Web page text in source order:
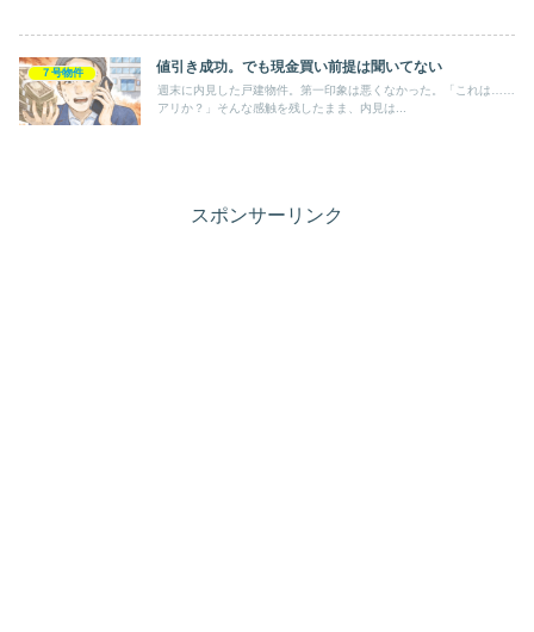
７号物件 値引き成功。でも現金買い前提は聞いてない
週末に内見した戸建物件。第一印象は悪くなかった。「これは……
アリか？」そんな感触を残したまま、内見は...
スポンサーリンク